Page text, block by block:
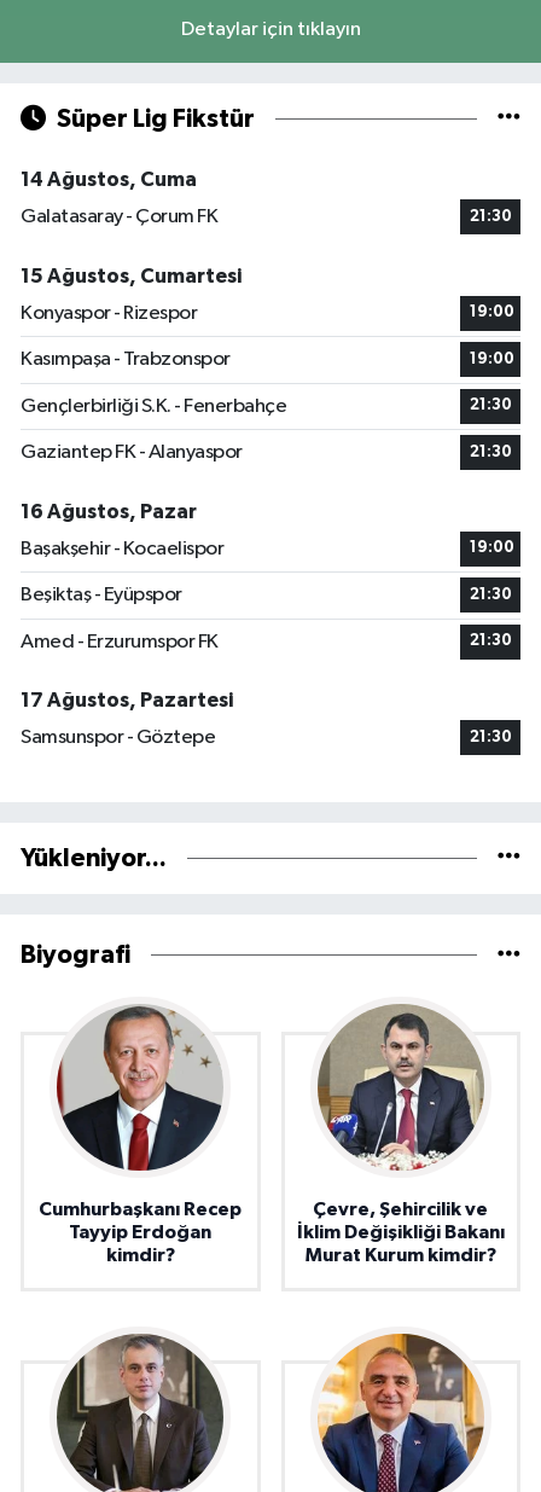
Detaylar için tıklayın
Süper Lig Fikstür
14 Ağustos, Cuma
Galatasaray - Çorum FK
21:30
15 Ağustos, Cumartesi
Konyaspor - Rizespor
19:00
Kasımpaşa - Trabzonspor 19:00
Gençlerbirliği S.K. - Fenerbahçe 21:30
Gaziantep FK - Alanyaspor 21:30
16 Ağustos, Pazar
Başakşehir - Kocaelispor
19:00
Beşiktaş - Eyüpspor 21:30
Amed - Erzurumspor FK 21:30
17 Ağustos, Pazartesi
Samsunspor - Göztepe
21:30
Yükleniyor...
Biyografi
Cumhurbaşkanı Recep
Tayyip Erdoğan
kimdir?
Çevre, Şehircilik ve
İklim Değişikliği Bakanı
Murat Kurum kimdir?